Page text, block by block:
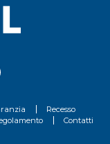
da sola, può
chimico e
la sanificazione,
quotidiane.
di condensa e
efficace e duraturo.
delle
più salubre. La
lasciare
e contattaci per una
Recesso
Contatti